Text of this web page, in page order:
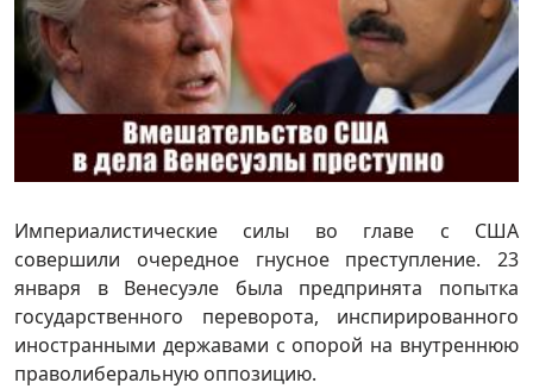
Империалистические силы во главе с США
совершили очередное гнусное преступление. 23
января в Венесуэле была предпринята попытка
государственного переворота, инспирированного
иностранными державами с опорой на внутреннюю
праволиберальную оппозицию.